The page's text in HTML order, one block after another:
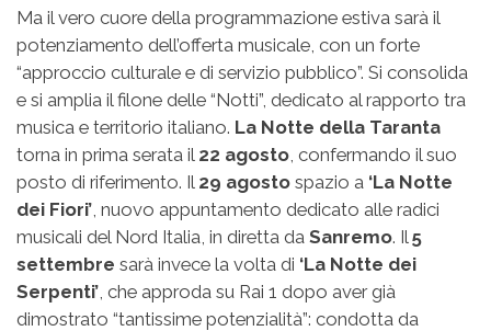
Ma il vero cuore della programmazione estiva sarà il
potenziamento dell’offerta musicale, con un forte
“approccio culturale e di servizio pubblico”. Si consolida
e si amplia il filone delle “Notti”, dedicato al rapporto tra
musica e territorio italiano. La Notte della Taranta
torna in prima serata il 22 agosto, confermando il suo
posto di riferimento. Il 29 agosto spazio a ‘La Notte
dei Fiori’, nuovo appuntamento dedicato alle radici
musicali del Nord Italia, in diretta da Sanremo. Il5
settembre sarà invece la volta di ‘La Notte dei
Serpenti’, che approda su Rai 1 dopo aver già
dimostrato “tantissime potenzialità”: condotta da